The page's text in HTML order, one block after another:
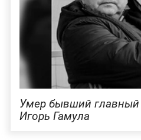
Умер бывший главный
Игорь Гамула